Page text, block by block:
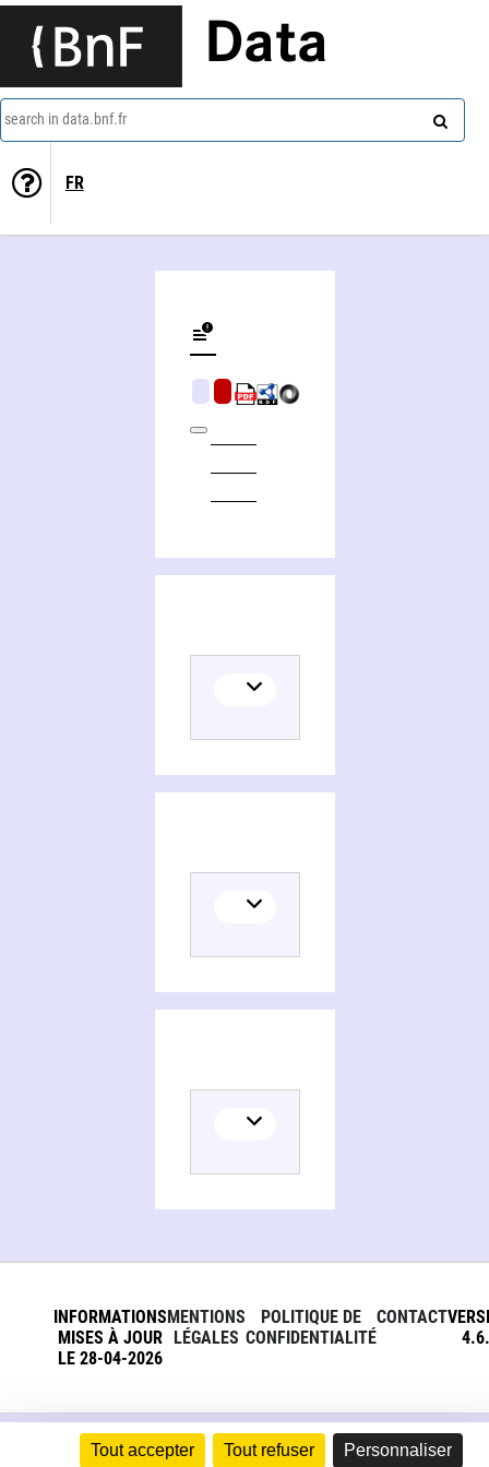
Tout accepter Tout refuser Personnaliser
Data
search in data.bnf.fr
FR
INFORMATIONS
MISES À JOUR
LE 28-04-2026
MENTIONS
LÉGALES
POLITIQUE DE
CONFIDENTIALITÉ
CONTACT